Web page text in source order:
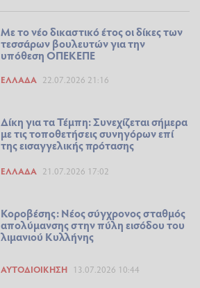
Με το νέο δικαστικό έτος οι δίκες των
τεσσάρων βουλευτών για την
υπόθεση ΟΠΕΚΕΠΕ
ΕΛΛΆΔΑ 22.07.2026 21:16
Δίκη για τα Τέμπη: Συνεχίζεται σήμερα
με τις τοποθετήσεις συνηγόρων επί
της εισαγγελικής πρότασης
ΕΛΛΆΔΑ 21.07.2026 17:02
Κοροβέσης: Νέος σύγχρονος σταθμός
απολύμανσης στην πύλη εισόδου του
λιμανιού Κυλλήνης
ΑΥΤΟΔΙΟΊΚΗΣΗ 13.07.2026 10:44